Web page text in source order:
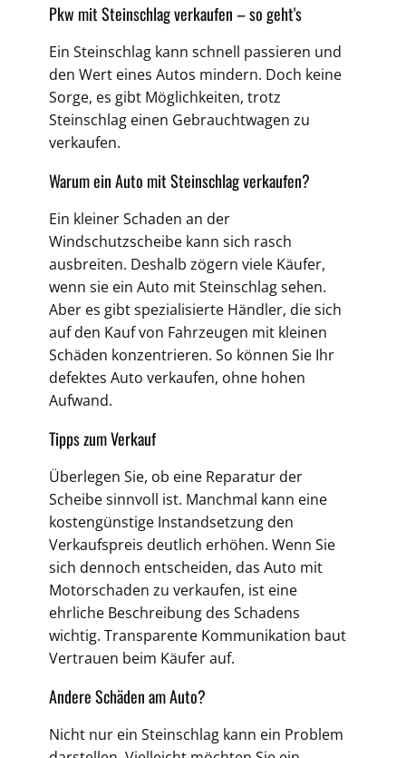
Pkw mit Steinschlag verkaufen – so geht's
Ein Steinschlag kann schnell passieren und
den Wert eines Autos mindern. Doch keine
Sorge, es gibt Möglichkeiten, trotz
Steinschlag einen Gebrauchtwagen zu
verkaufen.
Warum ein Auto mit Steinschlag verkaufen?
Ein kleiner Schaden an der
Windschutzscheibe kann sich rasch
ausbreiten. Deshalb zögern viele Käufer,
wenn sie ein Auto mit Steinschlag sehen.
Aber es gibt spezialisierte Händler, die sich
auf den Kauf von Fahrzeugen mit kleinen
Schäden konzentrieren. So können Sie Ihr
defektes Auto verkaufen, ohne hohen
Aufwand.
Tipps zum Verkauf
Überlegen Sie, ob eine Reparatur der
Scheibe sinnvoll ist. Manchmal kann eine
kostengünstige Instandsetzung den
Verkaufspreis deutlich erhöhen. Wenn Sie
sich dennoch entscheiden, das Auto mit
Motorschaden zu verkaufen, ist eine
ehrliche Beschreibung des Schadens
wichtig. Transparente Kommunikation baut
Vertrauen beim Käufer auf.
Andere Schäden am Auto?
Nicht nur ein Steinschlag kann ein Problem